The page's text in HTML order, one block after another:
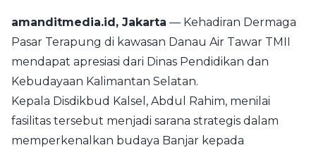
amanditmedia.id, Jakarta — Kehadiran Dermaga
Pasar Terapung di kawasan Danau Air Tawar TMII
mendapat apresiasi dari Dinas Pendidikan dan
Kebudayaan Kalimantan Selatan.
Kepala Disdikbud Kalsel, Abdul Rahim, menilai
fasilitas tersebut menjadi sarana strategis dalam
memperkenalkan budaya Banjar kepada